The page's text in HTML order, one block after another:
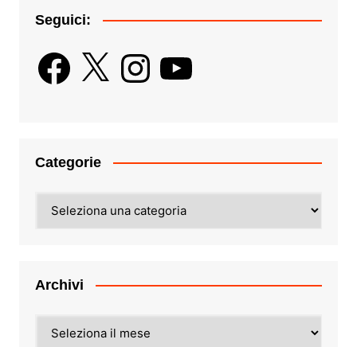
Seguici:
Facebook
X InstagramYouTube
Categorie
Archivi